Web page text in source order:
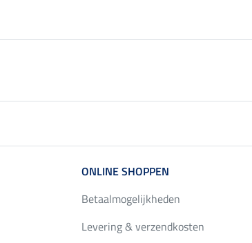
ONLINE SHOPPEN
Betaalmogelijkheden
Levering & verzendkosten